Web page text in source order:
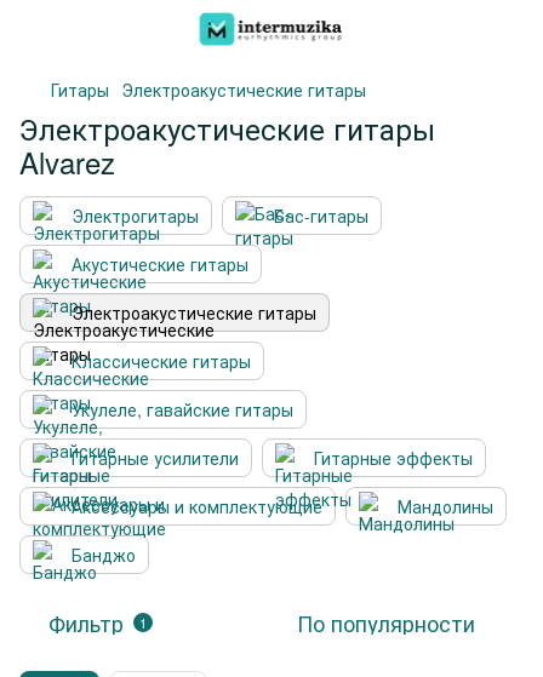
Гитары Электроакустические гитары
Электроакустические гитары
Alvarez
Электрогитары
Бас-гитары
Акустические гитары
Электроакустические гитары
Классические гитары
Укулеле, гавайские гитары
Гитарные усилители
Гитарные эффекты
Аксессуары и комплектующие
Мандолины
Банджо
Фильтр 1 По популярности